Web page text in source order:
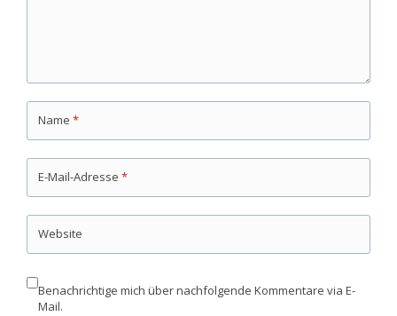
Name *
E-Mail-Adresse *
Website
Benachrichtige mich über nachfolgende Kommentare via E-
Mail.